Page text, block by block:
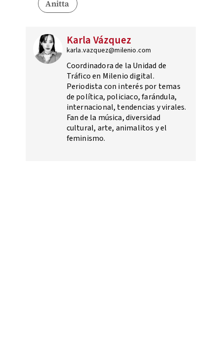
Anitta
Karla Vázquez
karla.vazquez@milenio.com
Coordinadora de la Unidad de
Tráfico en Milenio digital.
Periodista con interés por temas
de política, policiaco, farándula,
internacional, tendencias y virales.
Fan de la música, diversidad
cultural, arte, animalitos y el
feminismo.